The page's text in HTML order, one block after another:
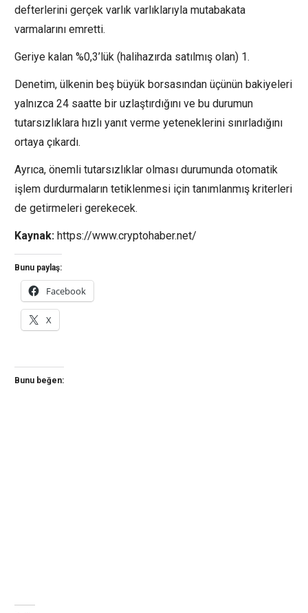
defterlerini gerçek varlık varlıklarıyla mutabakata
varmalarını emretti.
Geriye kalan %0,3’lük (halihazırda satılmış olan) 1.
Denetim, ülkenin beş büyük borsasından üçünün bakiyeleri
yalnızca 24 saatte bir uzlaştırdığını ve bu durumun
tutarsızlıklara hızlı yanıt verme yeteneklerini sınırladığını
ortaya çıkardı.
Ayrıca, önemli tutarsızlıklar olması durumunda otomatik
işlem durdurmaların tetiklenmesi için tanımlanmış kriterleri
de getirmeleri gerekecek.
Kaynak: https://www.cryptohaber.net/
Bunu paylaş:
Facebook
X
Bunu beğen: